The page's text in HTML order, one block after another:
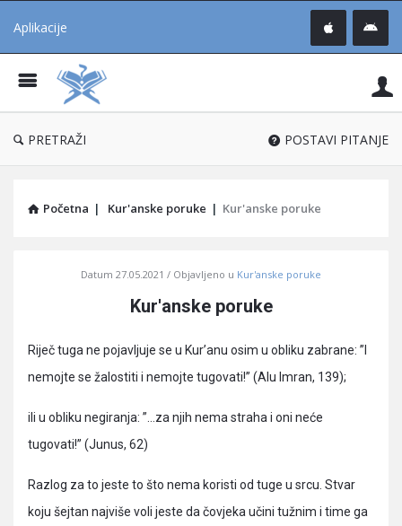
Aplikacije
®
PRETRAŽI POSTAVI PITANJE
Početna | Kur'anske poruke | Kur'anske poruke
Latest
Articles
Datum 27.05.2021 Objavljeno u Kur'anske poruke
Kur'anske poruke
Riječ tuga ne pojavljuje se u Kur’anu osim u obliku zabrane: ”I
nemojte se žalostiti i nemojte tugovati!” (Alu Imran, 139);
ili u obliku negiranja: ”…za njih nema straha i oni neće
tugovati!” (Junus, 62)
Razlog za to jeste to što nema koristi od tuge u srcu. Stvar
koju šejtan najviše voli jeste da čovjeka učini tužnim i time ga